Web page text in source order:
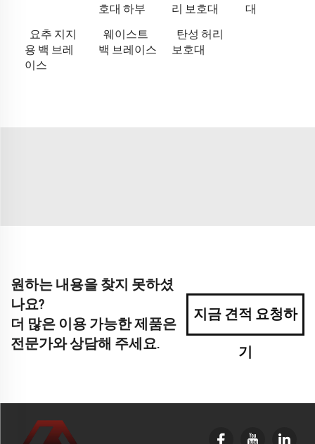
호대 하부
리 보호대
대
요추 지지
용 백 브레
이스
웨이스트
백 브레이스
탄성 허리
보호대
원하는 내용을 찾지 못하셨
나요?
더 많은 이용 가능한 제품은
전문가와 상담해 주세요.
지금 견적 요청하
기